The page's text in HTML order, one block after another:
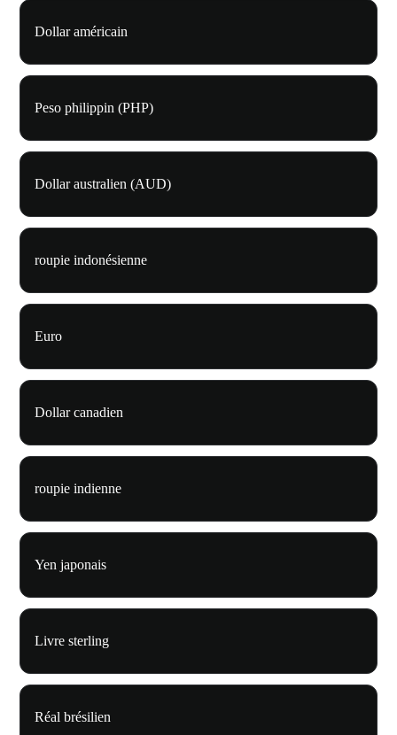
Dollar américain
Peso philippin (PHP)
Dollar australien (AUD)
roupie indonésienne
Euro
Dollar canadien
roupie indienne
Yen japonais
Livre sterling
Réal brésilien